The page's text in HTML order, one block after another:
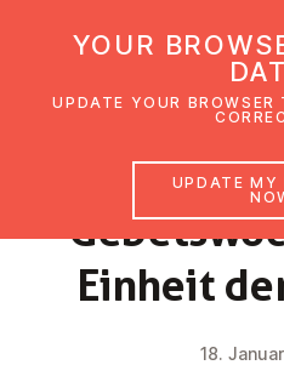
Einheit
18.
YOUR
UPDATE YOUR
UPDATE MY